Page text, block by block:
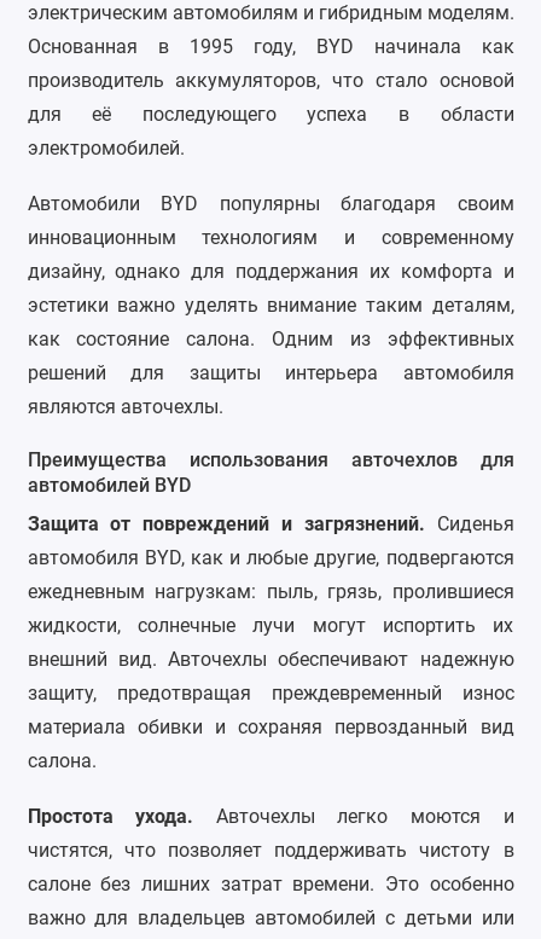
Chrysler
Citroen
Daewoo
Dodge
Dongfeng
FAW
Fiat
Ford
Geely
Haval
Hyundai
электрическим автомобилям и гибридным моделям.
Основанная в 1995 году, BYD начинала как
производитель аккумуляторов, что стало основой
для её последующего успеха в области
электромобилей.
Автомобили BYD популярны благодаря своим
инновационным технологиям и современному
дизайну, однако для поддержания их комфорта и
эстетики важно уделять внимание таким деталям,
как состояние салона. Одним из эффективных
решений для защиты интерьера автомобиля
являются авточехлы.
Преимущества использования авточехлов для
автомобилей BYD
Защита от повреждений и загрязнений. Сиденья
автомобиля BYD, как и любые другие, подвергаются
ежедневным нагрузкам: пыль, грязь, пролившиеся
жидкости, солнечные лучи могут испортить их
внешний вид. Авточехлы обеспечивают надежную
защиту, предотвращая преждевременный износ
материала обивки и сохраняя первозданный вид
салона.
Простота ухода. Авточехлы легко моются и
чистятся, что позволяет поддерживать чистоту в
салоне без лишних затрат времени. Это особенно
важно для владельцев автомобилей с детьми или